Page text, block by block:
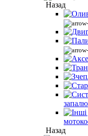
Назад
Назад